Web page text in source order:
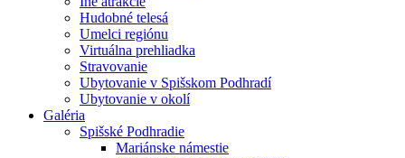
Hudobné telesá
Umelci regiónu
Virtuálna prehliadka
Stravovanie
Ubytovanie v Spišskom Podhradí
Ubytovanie v okolí
Galéria
Spišské Podhradie
Mariánske námestie